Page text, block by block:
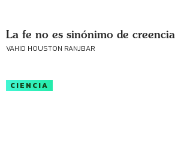
La fe no es sinónimo de creencia
VAHID HOUSTON RANJBAR
CIENCIA